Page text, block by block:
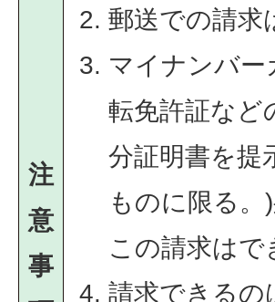
注
意
事
郵送での請求
マイナンバ
転免許証など
分証明書を提
ものに限る
この請求はで
請求できるの